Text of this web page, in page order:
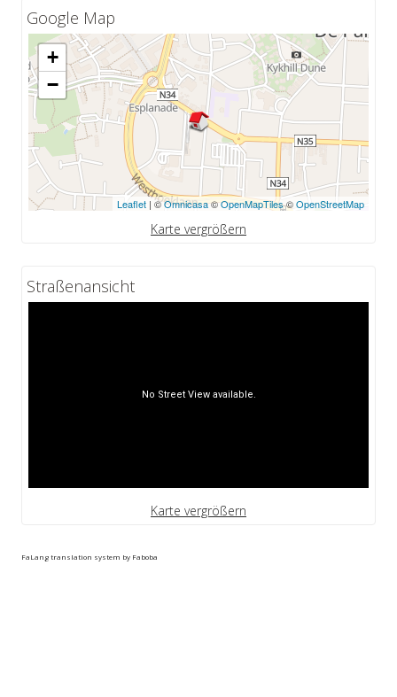
Google Map
+
−
Leaflet| ©Omnicasa©OpenMapTiles©OpenStreetMap
Karte vergrößern
Straßenansicht
Karte vergrößern
FaLang translation system by Faboba